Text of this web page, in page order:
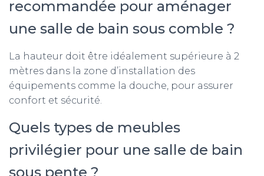
recommandée pour aménager
une salle de bain sous comble ?
La hauteur doit être idéalement supérieure à 2
mètres dans la zone d’installation des
équipements comme la douche, pour assurer
confort et sécurité.
Quels types de meubles
privilégier pour une salle de bain
sous pente ?